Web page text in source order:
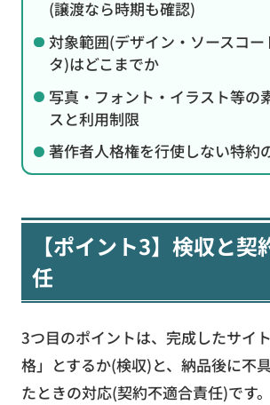
(譲渡なら時期も確認)
対象範囲(デザイン・ソースコー
タ)はどこまでか
写真・フォント・イラスト等の
スと利用制限
著作者人格権を行使しない特約
【ポイント3】検収と契
任
3つ目のポイントは、完成したサイ
格」とするか(検収)と、納品後に不
たときの対応(契約不適合責任)です